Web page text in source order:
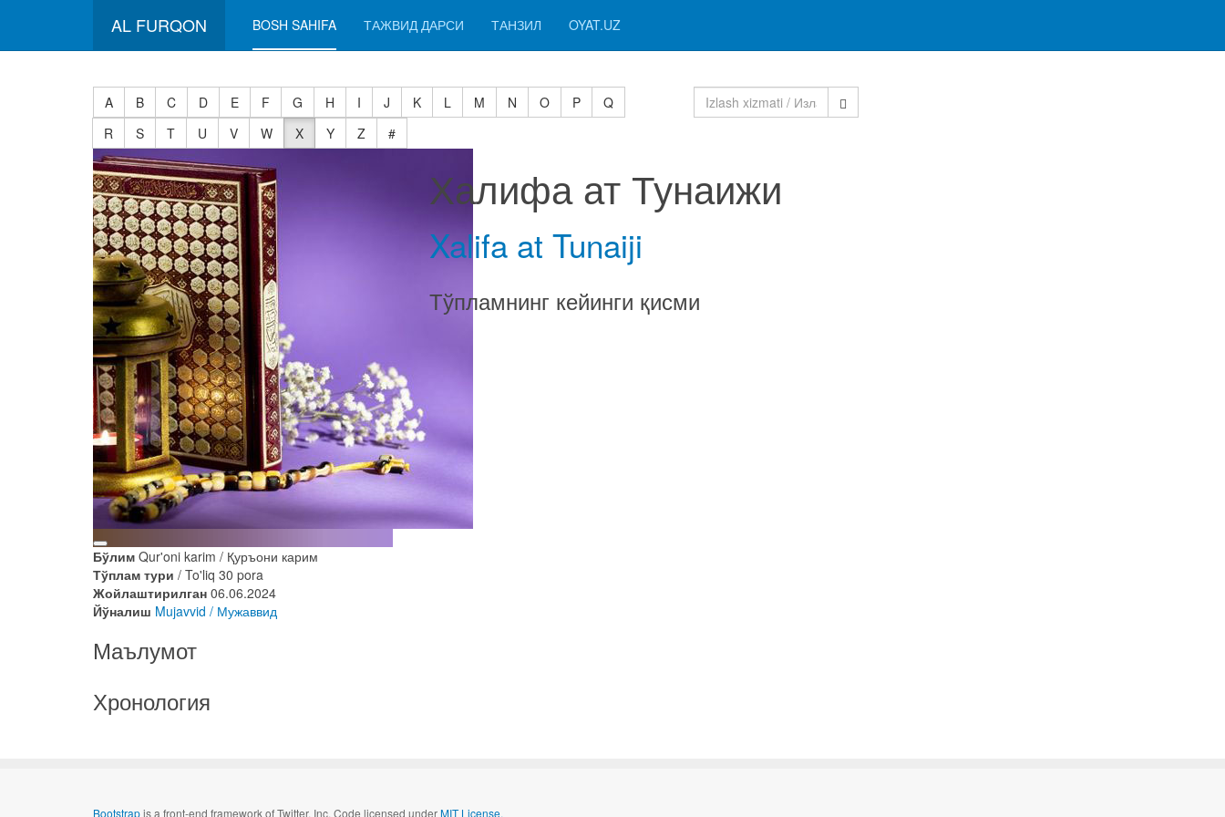
AL FURQON BOSH SAHIFA ТАЖВИД ДАРСИ ТАНЗИЛ OYAT.UZ
A B C D E F G H I J K L M N O P
Q
R
S T U V W X Y Z #
Бўлим Qur'oni karim / Қуръони карим
Тўплам тури / To'liq 30 pora
Жойлаштирилган 06.06.2024
Йўналиш Mujavvid / Мужаввид
Маълумот
Халифа ат Тунаижи
Xalifa at Tunaiji
Тўпламнинг кейинги қисми
Хронология
Bootstrapis a front-end framework of Twitter, Inc. Code licensed underMIT License.